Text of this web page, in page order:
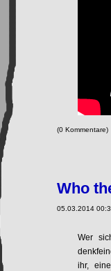
(0
Who
05.03.2014
Wer
ihr,